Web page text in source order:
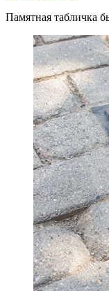
Памятная табличка